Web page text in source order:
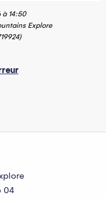
à 14:50
Explore
)
04